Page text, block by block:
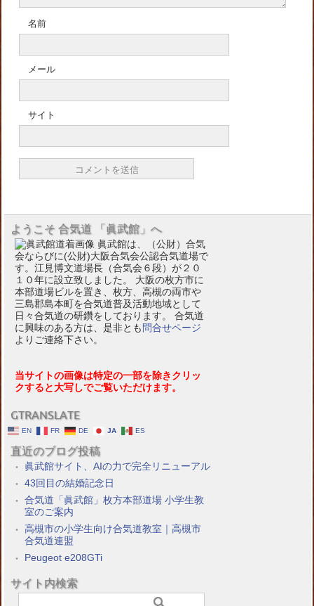
名前
メール
サイト
ようこそ 合気道 「眞武館」へ
眞武館は、（公財）合気
会ならびに(公財)大阪合気会公認合気道場で
す。江見博文道場長（合気会６段）が２０
１０年に設立致しました。 大阪の枚方市に
本部道場ビルを置き、枚方、高槻の両市や
三島郡島本町を合気道普及活動地域として
日々合気道の研鑽をしております。 合気道
に興味のある方は、是非とも 問合せページ
よりご連絡下さい。
当サイトの画像は特定の一部を除きクリッ
クすると大写しでご覧いただけます。
GTRANSLATE
EN FR DE JA ES
直近のブログ投稿
眞武館サイト、AIの力で完全リニューアル
43回目の結婚記念日
合気道「眞武館」枚方本部道場 小学生教
室のご案内
高槻市の小学生向け合気道教室｜高槻市
合気道連盟
Peugeot e208GTi
サイト内検索